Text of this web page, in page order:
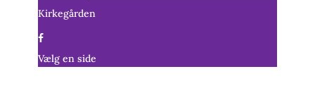
Kirkegården
Vælg en side